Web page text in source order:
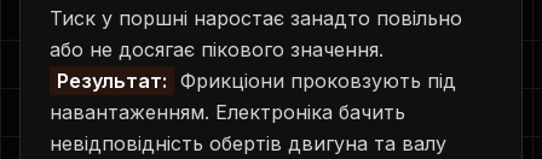
Тиск у поршні наростає занадто повільно
або не досягає пікового значення.
Результат: Фрикціони проковзують під
навантаженням. Електроніка бачить
невідповідність обертів двигуна та валу